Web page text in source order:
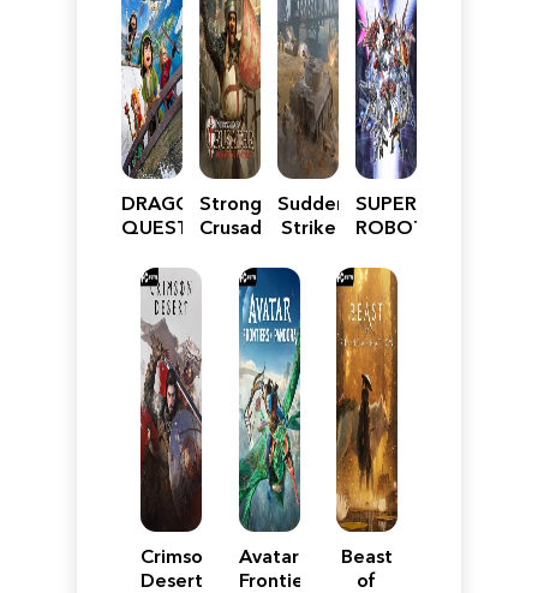
DRAGON
QUEST
Reimagined
Stronghold
Crusader:
Edition
Sudden
Strike
SUPER
ROBOT
Y
Crimson
Desert
Avatar:
Frontiers
Beast
of